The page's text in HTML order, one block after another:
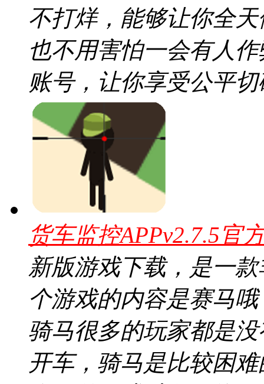
不打烊，能够让你全
也不用害怕一会有人
账号，让你享受公平
货车监控APPv2.7.5官
新版游戏下载，是一
个游戏的内容是赛马
骑马很多的玩家都是
开车，骑马是比较困